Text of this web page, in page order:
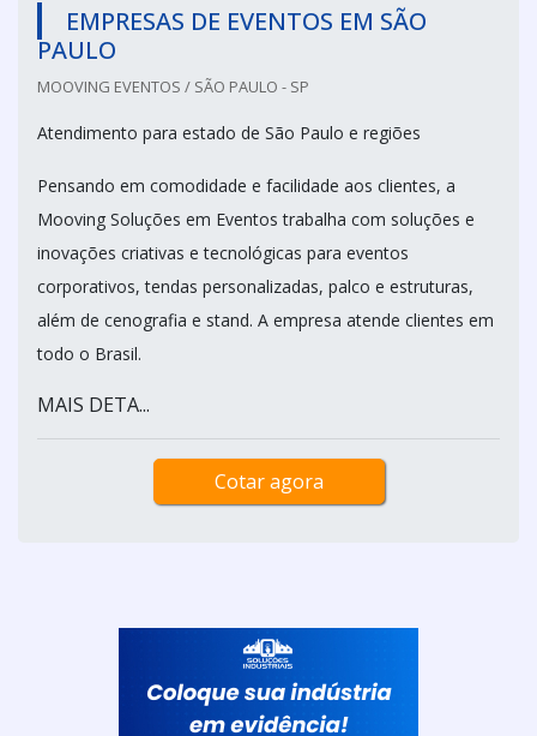
EMPRESAS DE EVENTOS EM SÃO
PAULO
MOOVING EVENTOS / SÃO PAULO - SP
Atendimento para estado de São Paulo e regiões
Pensando em comodidade e facilidade aos clientes, a
Mooving Soluções em Eventos trabalha com soluções e
inovações criativas e tecnológicas para eventos
corporativos, tendas personalizadas, palco e estruturas,
além de cenografia e stand. A empresa atende clientes em
todo o Brasil.
MAIS DETA...
Cotar agora